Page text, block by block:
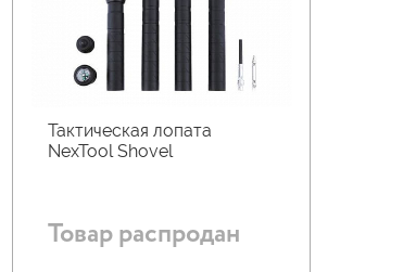
Тактическая лопата
NexTool Shovel
Товар распродан